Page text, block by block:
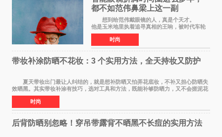
都不如范伟鼻梁上这一副
想到给范伟戴眼镜的人，真是个天才。
他是玉米地里执着追寻真相的王响，被时代车轮
碾过，轴得让人心疼；在《马大帅》里，他是穿
貂皮大衣、永远在做梦的辽北第一狠人范德彪，
体面全靠嘴硬撑
时尚
带妆补涂防晒不花妆：3 个实用方法，全天持妆又防护
夏天带妆出门最让人纠结的，就是想补防晒又怕弄花底妆，不补又担心防晒失
效晒黑。其实带妆补涂有技巧，选对工具和方法，既能补够防晒力，又不会搓泥花
妆，全天持妆和防护可以同时兼顾。 第
时尚
后背防晒别忽略！穿吊带露背不晒黑不长痘的实用方法